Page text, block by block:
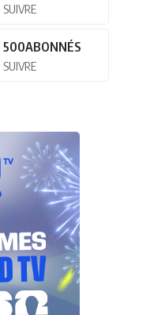
SUIVRE
500ABONNÉS
SUIVRE